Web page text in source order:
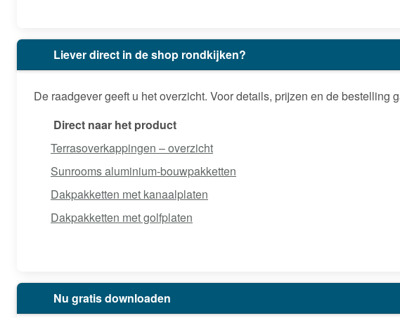
Liever direct in de shop rondkijken?
De raadgever geeft u het overzicht. Voor details, prijzen en de bestelling
Direct naar het product
Terrasoverkappingen – overzicht
Sunrooms aluminium-bouwpakketten
Dakpakketten met kanaalplaten
Dakpakketten met golfplaten
Nu gratis downloaden